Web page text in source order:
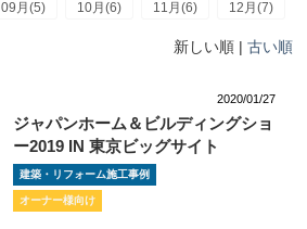
09月(5) 10月(6) 11月(6) 12月(7)
新しい順 | 古い順
2020/01/27
ジャパンホーム＆ビルディングショ
ー2019 IN 東京ビッグサイト
建築・リフォーム施工事例
オーナー様向け